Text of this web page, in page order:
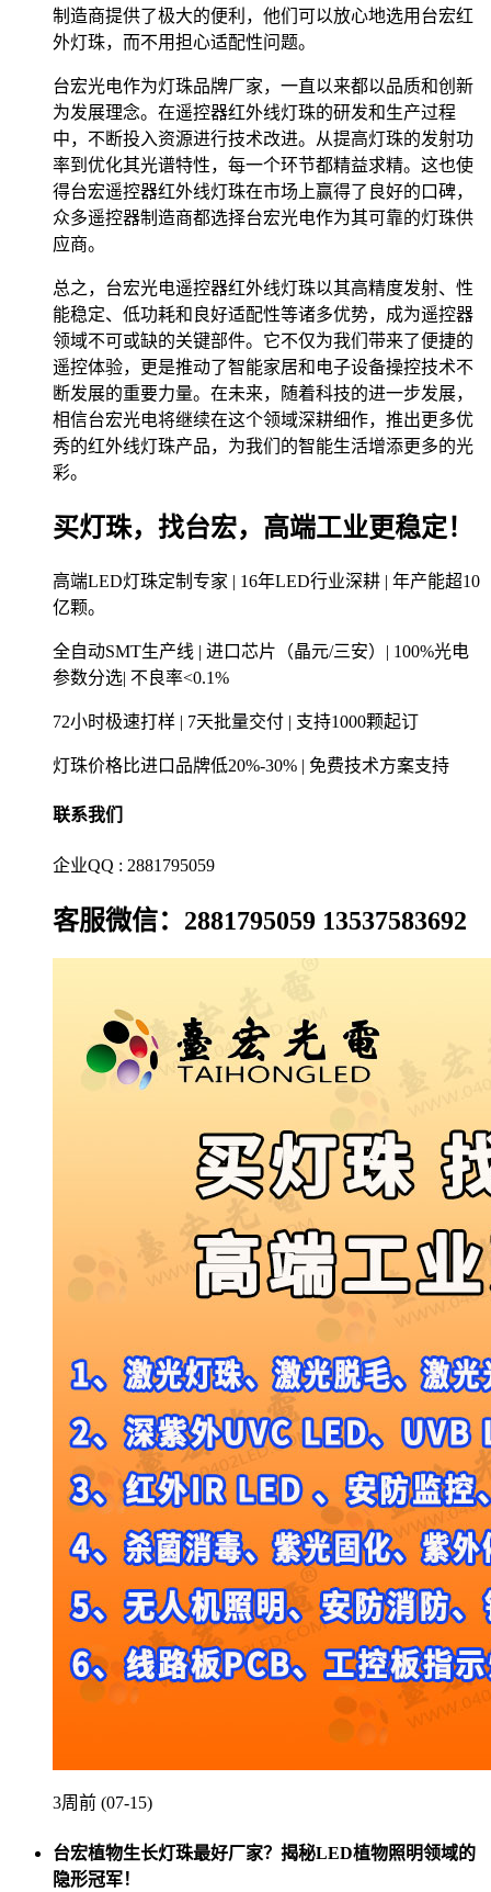
制造商提供了极大的便利，他们可以放心地选用台宏红
外灯珠，而不用担心适配性问题。
台宏光电作为灯珠品牌厂家，一直以来都以品质和创新
为发展理念。在遥控器红外线灯珠的研发和生产过程
中，不断投入资源进行技术改进。从提高灯珠的发射功
率到优化其光谱特性，每一个环节都精益求精。这也使
得台宏遥控器红外线灯珠在市场上赢得了良好的口碑，
众多遥控器制造商都选择台宏光电作为其可靠的灯珠供
应商。
总之，台宏光电遥控器红外线灯珠以其高精度发射、性
能稳定、低功耗和良好适配性等诸多优势，成为遥控器
领域不可或缺的关键部件。它不仅为我们带来了便捷的
遥控体验，更是推动了智能家居和电子设备操控技术不
断发展的重要力量。在未来，随着科技的进一步发展，
相信台宏光电将继续在这个领域深耕细作，推出更多优
秀的红外线灯珠产品，为我们的智能生活增添更多的光
彩。
买灯珠，找台宏，高端工业更稳定！
高端LED灯珠定制专家 | 16年LED行业深耕 | 年产能超10
亿颗。
全自动SMT生产线 | 进口芯片（晶元/三安）| 100%光电
参数分选| 不良率<0.1%
72小时极速打样 | 7天批量交付 | 支持1000颗起订
灯珠价格比进口品牌低20%-30% | 免费技术方案支持
联系我们
企业QQ : 2881795059
客服微信：2881795059 13537583692
3周前 (07-15)
台宏植物生长灯珠最好厂家？揭秘LED植物照明领域的
隐形冠军！